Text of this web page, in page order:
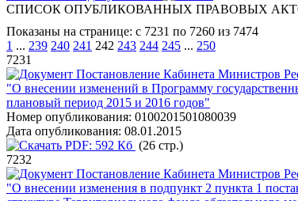
СПИСОК ОПУБЛИКОВАННЫХ ПРАВОВЫХ
Показаны на странице: с 7231 по 7260 из 7474
1 ... 239 240 241 242 243 244 245 ... 250
7231
Постановление Кабинета Министров
"О внесении изменений в Программу
плановый период 2015 и 2016 годов"
Номер опубликования: 0100201501080039
Дата опубликования: 08.01.2015
PDF: 592 Кб (26 стр.)
7232
Постановление Кабинета Министров
"О внесении изменения в подпункт 2 пункта 1